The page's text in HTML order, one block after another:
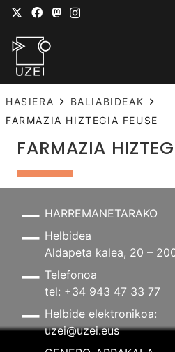
HASIERA
BALIABIDEAK
FARMAZIA HIZTEGIA FEUSE
FARMAZIA
HARREMANETARAKO
Helbidea
Aldapeta kalea, 20 –
Telefonoa
tel: +34 943 47 33 77
Helbide elektronikoa:
uzei@uzei.eus